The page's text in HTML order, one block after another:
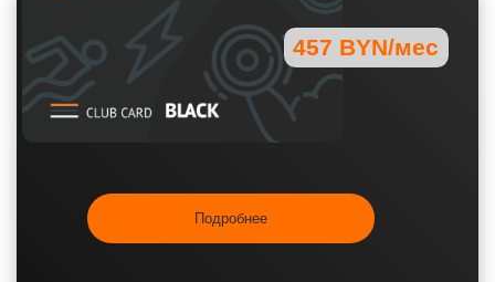
457 BYN/мес
Подробнее